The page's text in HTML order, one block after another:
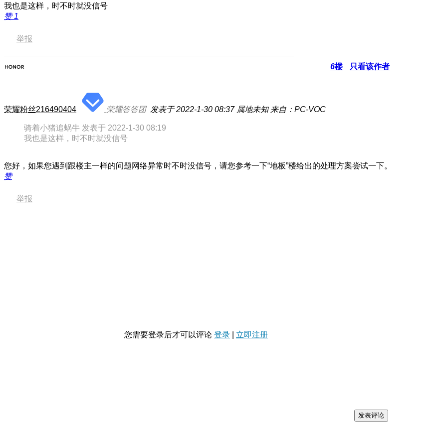
我也是这样，时不时就没信号
赞1
举报
6楼 只看该作者
荣耀粉丝216490404 荣耀答答团 发表于 2022-1-30 08:37 属地未知 来自：PC-VOC
骑着小猪追蜗牛 发表于 2022-1-30 08:19
我也是这样，时不时就没信号
您好，如果您遇到跟楼主一样的问题网络异常时不时没信号，请您参考一下“地板”楼给出的处理方案尝试一下。
赞
举报
您需要登录后才可以评论 登录 立即注册
发表评论